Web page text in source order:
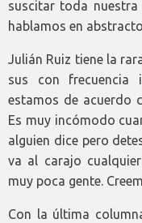
suscitar toda nuestra
hablamos en
Julián Ruiz tiene la
sus con frecuencia
estamos de acuerdo
Es muy incómodo
alguien dice pero
va al carajo
muy poca gente.
Con la última